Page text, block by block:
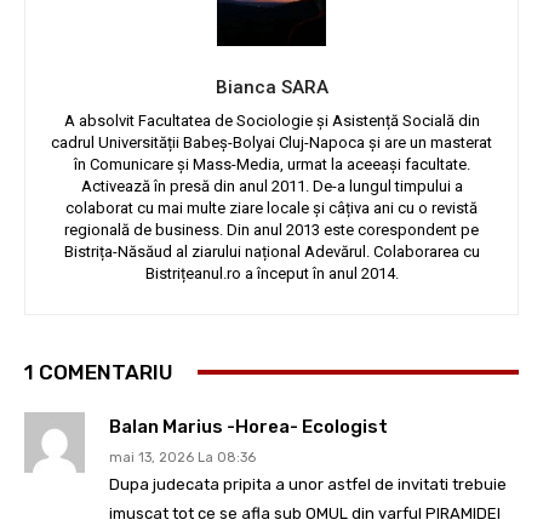
Bianca SARA
A absolvit Facultatea de Sociologie și Asistență Socială din
cadrul Universității Babeș-Bolyai Cluj-Napoca și are un masterat
în Comunicare și Mass-Media, urmat la aceeași facultate.
Activează în presă din anul 2011. De-a lungul timpului a
colaborat cu mai multe ziare locale și câțiva ani cu o revistă
regională de business. Din anul 2013 este corespondent pe
Bistrița-Năsăud al ziarului național Adevărul. Colaborarea cu
Bistrițeanul.ro a început în anul 2014.
1 COMENTARIU
Balan Marius -Horea- Ecologist
mai 13, 2026 La 08:36
Dupa judecata pripita a unor astfel de invitati trebuie
imuscat tot ce se afla sub OMUL din varful PIRAMIDEI